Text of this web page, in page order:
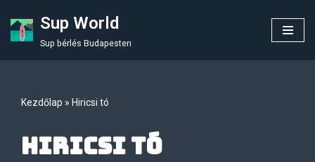
Skip
Sup World
Sup bérlés Budapesten
Kezdőlap » Hiricsi tó
Hiricsi tó